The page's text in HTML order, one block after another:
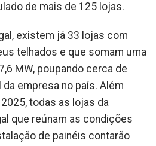
de mais de 125 lojas.
existem já 33 lojas com
telhados e que somam uma
MW, poupando cerca de
empresa no país. Além
todas as lojas da
que reúnam as condições
de painéis contarão